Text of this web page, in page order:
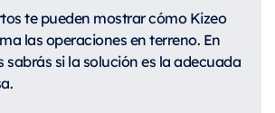
te pueden mostrar cómo Kizeo
las operaciones en terreno. En
sabrás si la solución es la adecuada